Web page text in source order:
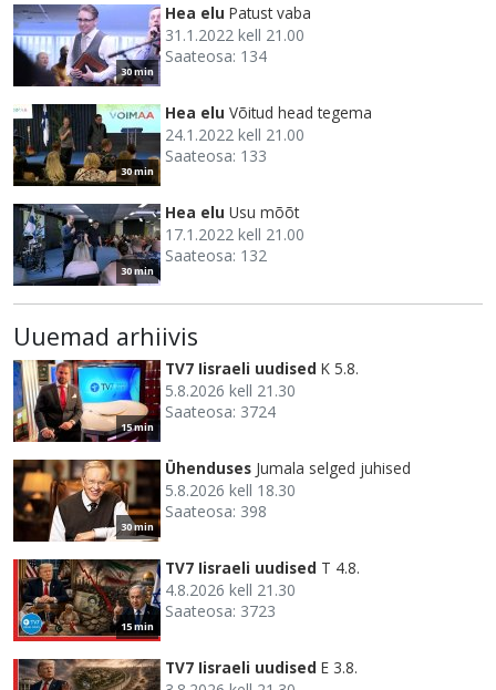
30 min
Hea elu Patust vaba
31.1.2022 kell 21.00
Saateosa: 134
30 min
Hea elu Võitud head tegema
24.1.2022 kell 21.00
Saateosa: 133
30 min
Hea elu Usu mõõt
17.1.2022 kell 21.00
Saateosa: 132
Uuemad arhiivis
15 min
TV7 Iisraeli uudised K 5.8.
5.8.2026 kell 21.30
Saateosa: 3724
30 min
Ühenduses Jumala selged juhised
5.8.2026 kell 18.30
Saateosa: 398
15 min
TV7 Iisraeli uudised T 4.8.
4.8.2026 kell 21.30
Saateosa: 3723
TV7 Iisraeli uudised E 3.8.